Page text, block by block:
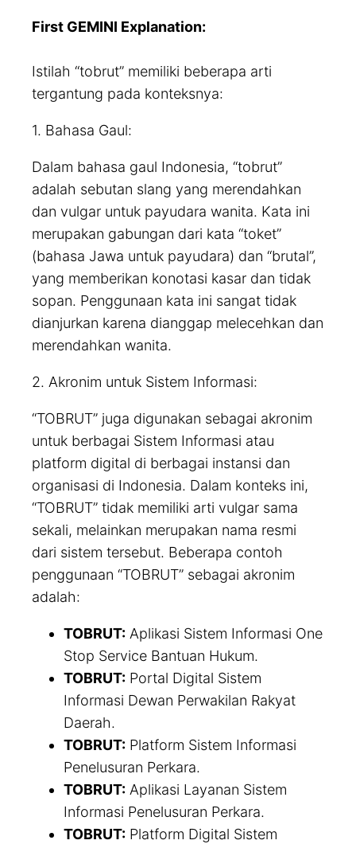
First GEMINI Explanation:
Istilah “tobrut” memiliki beberapa arti
tergantung pada konteksnya:
1. Bahasa Gaul:
Dalam bahasa gaul Indonesia, “tobrut”
adalah sebutan slang yang merendahkan
dan vulgar untuk payudara wanita. Kata ini
merupakan gabungan dari kata “toket”
(bahasa Jawa untuk payudara) dan “brutal”,
yang memberikan konotasi kasar dan tidak
sopan. Penggunaan kata ini sangat tidak
dianjurkan karena dianggap melecehkan dan
merendahkan wanita.
2. Akronim untuk Sistem Informasi:
“TOBRUT” juga digunakan sebagai akronim
untuk berbagai Sistem Informasi atau
platform digital di berbagai instansi dan
organisasi di Indonesia. Dalam konteks ini,
“TOBRUT” tidak memiliki arti vulgar sama
sekali, melainkan merupakan nama resmi
dari sistem tersebut. Beberapa contoh
penggunaan “TOBRUT” sebagai akronim
adalah:
TOBRUT: Aplikasi Sistem Informasi One
Stop Service Bantuan Hukum.
TOBRUT: Portal Digital Sistem
Informasi Dewan Perwakilan Rakyat
Daerah.
TOBRUT: Platform Sistem Informasi
Penelusuran Perkara.
TOBRUT: Aplikasi Layanan Sistem
Informasi Penelusuran Perkara.
TOBRUT: Platform Digital Sistem